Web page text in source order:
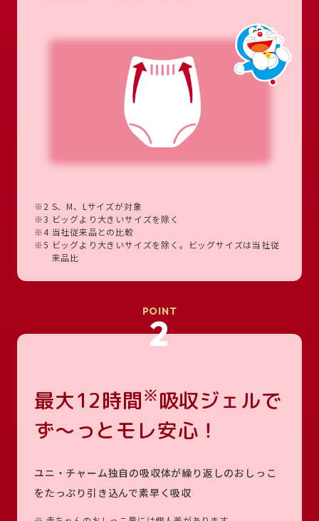
※2 S、M、Lサイズが対象
※3 ビッグより大きいサイズを除く
※4 当社従来品との比較
※5 ビッグより大きいサイズを除く。ビッグサイズは当社従
来品比
POINT
2
最大12時間※吸収ジェルで
ず～っとモレ安心！
ユニ・チャーム独自の吸収体が繰り返しのおしっこ
をたっぷり引き込んで素早く吸収